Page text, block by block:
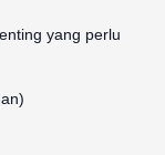
yang perlu